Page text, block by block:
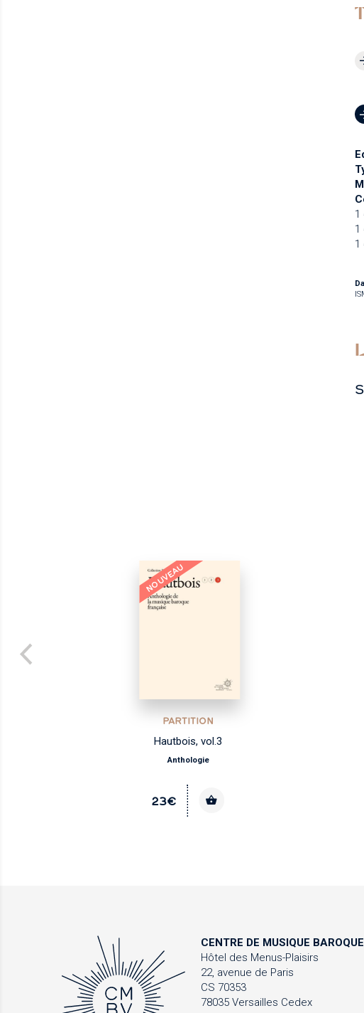
1
1
1
NOUVEAU
PARTITION
Hautbois, vol.3
Anthologie
23€
CENTRE DE MUSIQUE
Hôtel des Menus-Plaisirs
22, avenue de Paris
CS 70353
78035 Versailles Cedex